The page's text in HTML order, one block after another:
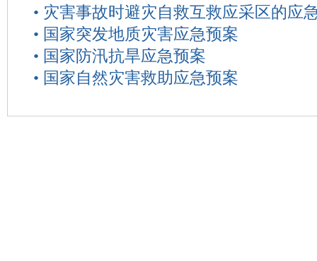
• 灾害事故时避灾自救互救应采区的应
• 国家突发地质灾害应急预案
• 国家防汛抗旱应急预案
• 国家自然灾害救助应急预案